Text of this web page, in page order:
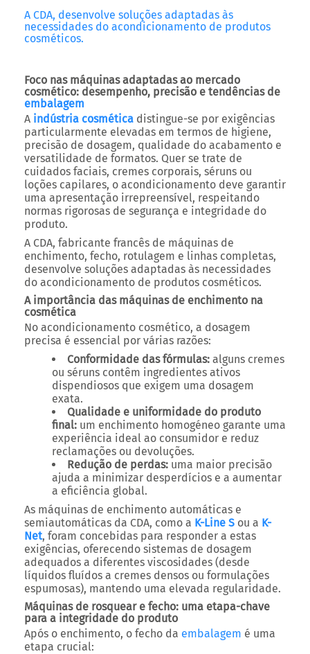
A CDA, desenvolve soluções adaptadas às
necessidades do acondicionamento de produtos
cosméticos.
Foco nas máquinas adaptadas ao mercado
cosmético: desempenho, precisão e tendências de
embalagem
A indústria cosmética distingue-se por exigências
particularmente elevadas em termos de higiene,
precisão de dosagem, qualidade do acabamento e
versatilidade de formatos. Quer se trate de
cuidados faciais, cremes corporais, séruns ou
loções capilares, o acondicionamento deve garantir
uma apresentação irrepreensível, respeitando
normas rigorosas de segurança e integridade do
produto.
A CDA, fabricante francês de máquinas de
enchimento, fecho, rotulagem e linhas completas,
desenvolve soluções adaptadas às necessidades
do acondicionamento de produtos cosméticos.
A importância das máquinas de enchimento na
cosmética
No acondicionamento cosmético, a dosagem
precisa é essencial por várias razões:
Conformidade das fórmulas: alguns cremes
ou séruns contêm ingredientes ativos
dispendiosos que exigem uma dosagem
exata.
Qualidade e uniformidade do produto
final: um enchimento homogéneo garante uma
experiência ideal ao consumidor e reduz
reclamações ou devoluções.
Redução de perdas: uma maior precisão
ajuda a minimizar desperdícios e a aumentar
a eficiência global.
As máquinas de enchimento automáticas e
semiautomáticas da CDA, como a K-Line S ou a K-
Net, foram concebidas para responder a estas
exigências, oferecendo sistemas de dosagem
adequados a diferentes viscosidades (desde
líquidos fluídos a cremes densos ou formulações
espumosas), mantendo uma elevada regularidade.
Máquinas de rosquear e fecho: uma etapa-chave
para a integridade do produto
Após o enchimento, o fecho da embalagem é uma
etapa crucial: